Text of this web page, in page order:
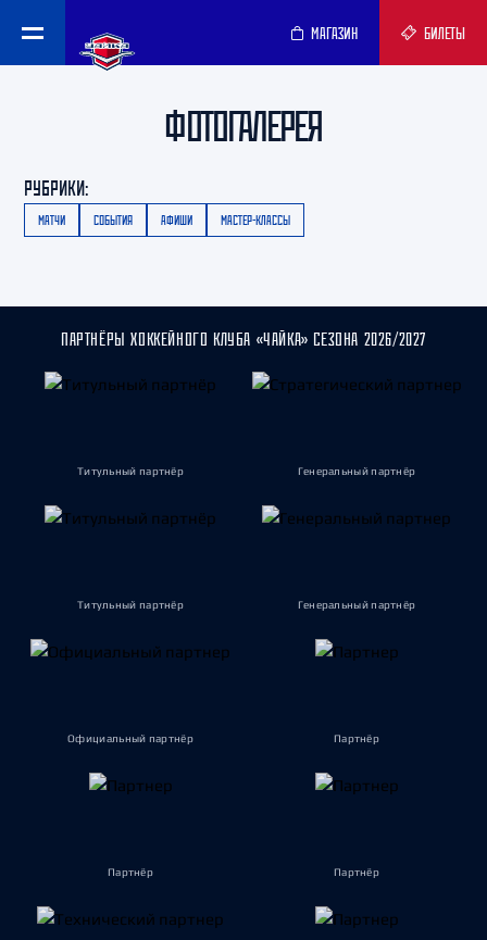
МАГАЗИН БИЛЕТЫ
ФОТОГАЛЕРЕЯ
РУБРИКИ:
МАТЧИ СОБЫТИЯ АФИШИ МАСТЕР-КЛАССЫ
ПАРТНЁРЫ ХОККЕЙНОГО КЛУБА «ЧАЙКА» СЕЗОНА 2026/2027
Титульный партнёр Генеральный партнёр
Титульный партнёр Генеральный партнёр
Официальный партнёр Партнёр
Партнёр Партнёр